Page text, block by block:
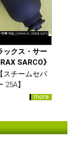
ックス・サー
SARCO》
スチームセパ
25A】